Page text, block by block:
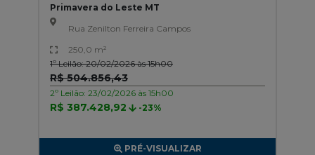
Primavera do Leste MT
Rua Zenilton Ferreira Campos
250,0 m²
1º Leilão: 20/02/2026 às 15h00
R$ 504.856,43
2º Leilão: 23/02/2026 às 15h00
R$ 387.428,92 -23%
PRÉ-VISUALIZAR